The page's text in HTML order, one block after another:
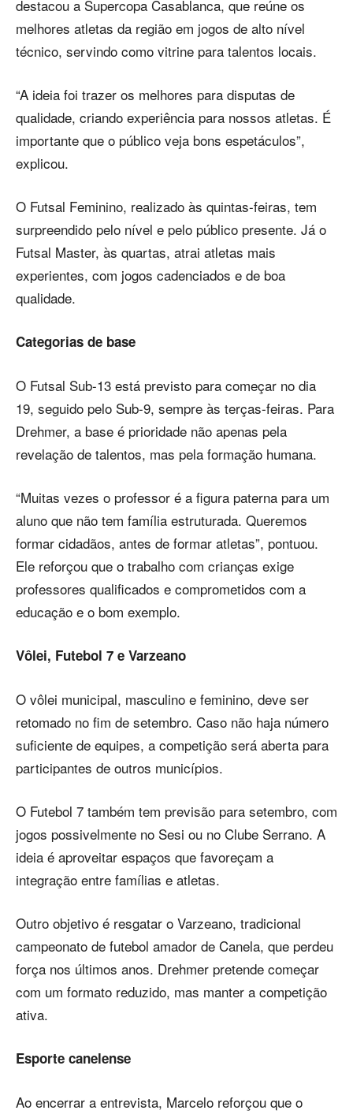
destacou a Supercopa Casablanca, que reúne os
melhores atletas da região em jogos de alto nível
técnico, servindo como vitrine para talentos locais.
“A ideia foi trazer os melhores para disputas de
qualidade, criando experiência para nossos atletas. É
importante que o público veja bons espetáculos”,
explicou.
O Futsal Feminino, realizado às quintas-feiras, tem
surpreendido pelo nível e pelo público presente. Já o
Futsal Master, às quartas, atrai atletas mais
experientes, com jogos cadenciados e de boa
qualidade.
Categorias de base
O Futsal Sub-13 está previsto para começar no dia
19, seguido pelo Sub-9, sempre às terças-feiras. Para
Drehmer, a base é prioridade não apenas pela
revelação de talentos, mas pela formação humana.
“Muitas vezes o professor é a figura paterna para um
aluno que não tem família estruturada. Queremos
formar cidadãos, antes de formar atletas”, pontuou.
Ele reforçou que o trabalho com crianças exige
professores qualificados e comprometidos com a
educação e o bom exemplo.
Vôlei, Futebol 7 e Varzeano
O vôlei municipal, masculino e feminino, deve ser
retomado no fim de setembro. Caso não haja número
suficiente de equipes, a competição será aberta para
participantes de outros municípios.
O Futebol 7 também tem previsão para setembro, com
jogos possivelmente no Sesi ou no Clube Serrano. A
ideia é aproveitar espaços que favoreçam a
integração entre famílias e atletas.
Outro objetivo é resgatar o Varzeano, tradicional
campeonato de futebol amador de Canela, que perdeu
força nos últimos anos. Drehmer pretende começar
com um formato reduzido, mas manter a competição
ativa.
Esporte canelense
Ao encerrar a entrevista, Marcelo reforçou que o